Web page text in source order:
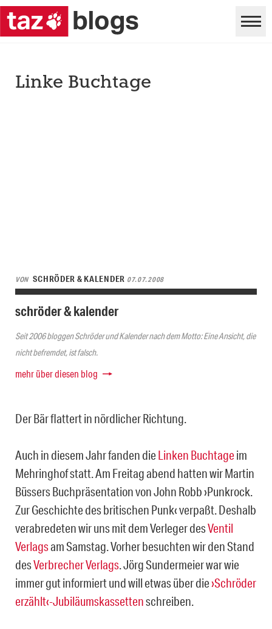
Linke Buchtage
VON SCHRÖDER & KALENDER 07.07.2008
schröder & kalender
Seit 2006 bloggen Schröder und Kalender nach dem Motto: Eine Ansicht, die
nicht befremdet, ist falsch.
mehr über diesen blog
Der Bär flattert in nördlicher Richtung.
Auch in diesem Jahr fanden dieLinken Buchtageim
Mehringhof statt. Am Freitag abend hatten wir Martin
Büssers Buchpräsentation von John Robb ›Punkrock.
Zur Geschichte des britischen Punk‹ verpaßt. Deshalb
verabredeten wir uns mit dem Verleger desVentil
Verlagsam Samstag. Vorher besuchten wir den Stand
desVerbrecher Verlags. Jörg Sundermeier war wie
immer gut informiert und will etwas über die›Schröder
erzählt‹-Jubiläumskassettenschreiben.